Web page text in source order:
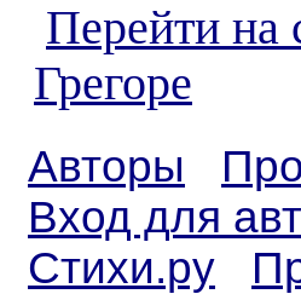
Перейти на
Грегоре
Авторы
Вход для
Стихи.ру